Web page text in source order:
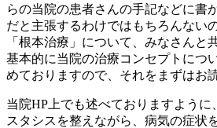
らの当院の患者さんの手記などに書
だと主張するわけではもちろんない
「根本治療」について、みなさんと
基本的に当院の治療コンセプトにつ
めておりますので、それをまずはお
当院HP上でも述べておりますように
スタシスを整えながら、病気の症状